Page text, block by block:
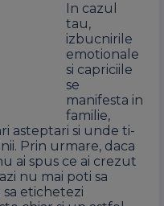
In cazul
tau,
izbucnirile
emotionale
si capriciile
se
manifesta in
familie,
asteptari si unde ti-
Prin urmare, daca
ai spus ce ai crezut
nu mai poti sa
sa etichetezi